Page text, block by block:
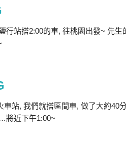
行站搭2:00的車, 往桃園出發~ 先
車站, 我們就搭區間車, 做了大約40
將近下午1:00~